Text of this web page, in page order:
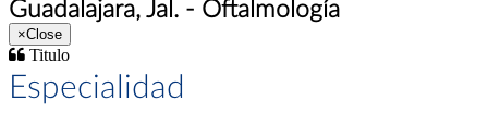
Guadalajara, Jal. - Oftalmología
×Close
Titulo
Especialidad